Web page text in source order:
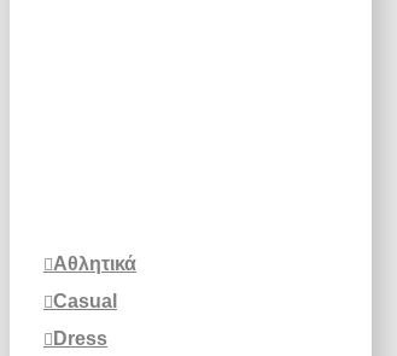
Αθλητικά
Casual
Dress